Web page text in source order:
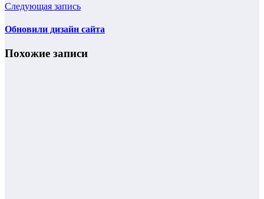
Следующая запись
Обновили дизайн сайта
Похожие записи